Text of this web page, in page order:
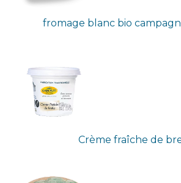
fromage blanc bio
Crème fraîche de